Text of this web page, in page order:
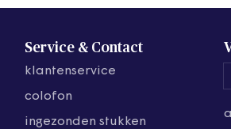
Service & Contact
klantenservice
colofon
ingezonden stukken